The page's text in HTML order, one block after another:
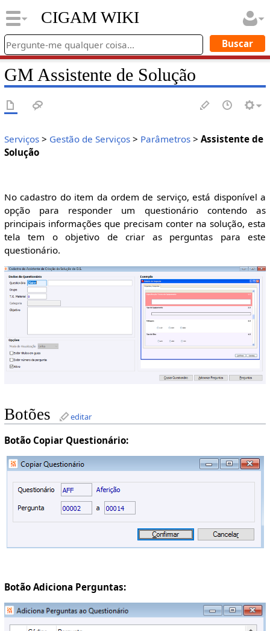
CIGAM WIKI
GM Assistente de Solução
Serviços> Gestão de Serviços> Parâmetros> Assistente de
Solução
No cadastro do item da ordem de serviço, está disponível a
opção para responder um questionário contendo as
principais informações que precisam conter na solução, esta
tela tem o objetivo de criar as perguntas para este
questionário.
Botões editar
Botão Copiar Questionário:
Botão Adiciona Perguntas: